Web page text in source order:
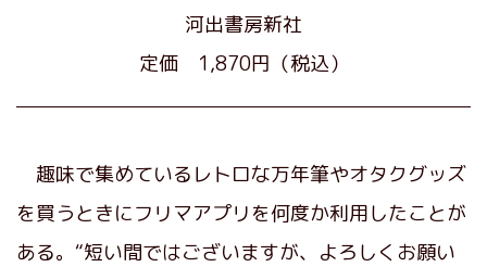
河出書房新社
定価 1,870円（税込）
趣味で集めているレトロな万年筆やオタクグッズ
を買うときにフリマアプリを何度か利用したことが
ある。“短い間ではございますが、よろしくお願い